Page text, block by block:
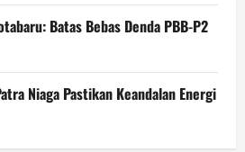
Batas Bebas Denda PBB-P2
Niaga Pastikan Keandalan Energi